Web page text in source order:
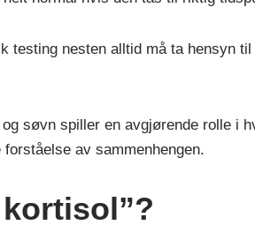
testing nesten alltid må ta hensyn til
søvn spiller en avgjørende rolle i
forståelse av sammenhengen.